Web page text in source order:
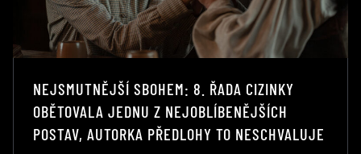
NEJSMUTNĚJŠÍ SBOHEM: 8. ŘADA CIZINKY
OBĚTOVALA JEDNU Z NEJOBLÍBENĚJŠÍCH
POSTAV, AUTORKA PŘEDLOHY TO NESCHVALUJE